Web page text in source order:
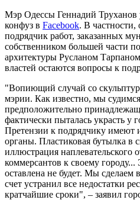
Мэр Одессы Геннадий Труханов
конфуз в Facebook. В частности,
подрядчик работ, заказанных
собственником большей части
архитектуры Русланом
властей остаются вопросы к
"Вопиющий случай со
мэрии. Как известно, мы
предположительно
фактически пыталась украсть у
Претензии к подрядчику имеют
органы. Пластиковая бутылка в
иллюстрация наплевательского
коммерсантов к своему городу...
оставлена не будет. Мы сделаем
счет устранил все недостатки
кратчайшие сроки", – заявил